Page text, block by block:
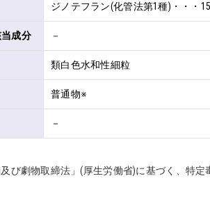
ジノテフラン(化管法第1種)・・・
成分 －
類白色水和性細粒
普通物※
－
び劇物取締法」(厚生労働省)に基づく、特定